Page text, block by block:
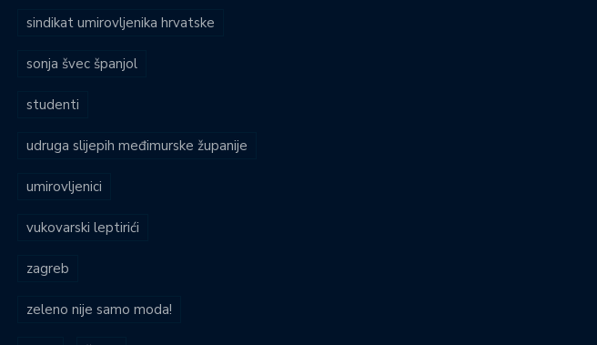
sindikat umirovljenika hrvatske
sonja švec španjol
studenti
udruga slijepih međimurske županije
umirovljenici
vukovarski leptirići
zagreb
zeleno nije samo moda!